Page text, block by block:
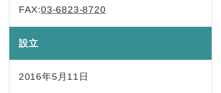
FAX:03-6823-8720
設立
2016年5月11日